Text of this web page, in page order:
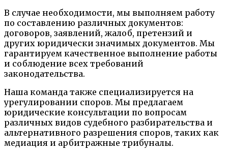
В случае необходимости, мы выполняем работу
по составлению различных документов:
договоров, заявлений, жалоб, претензий и
других юридически значимых документов. Мы
гарантируем качественное выполнение работы
и соблюдение всех требований
законодательства.
Наша команда также специализируется на
урегулировании споров. Мы предлагаем
юридические консультации по вопросам
различных видов судебного разбирательства и
альтернативного разрешения споров, таких как
медиация и арбитражные трибуналы.